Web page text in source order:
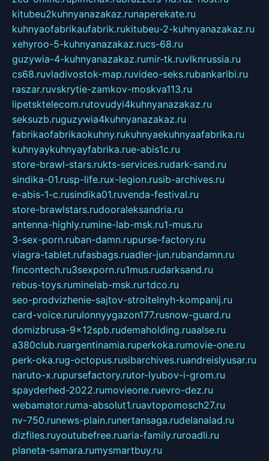
kitubeu2kuhnyanazakaz.runaperekate.ru
kuhnyaofabrikaufabrik.rukitubeu-2-kuhnyanazakaz.ru
xehyroo-5-kuhnyanazakaz.rucs-68.ru
guzywia-4-kuhnyanazakaz.rumir-tk.ruvlknrussia.ru
cs68.ruvladivostok-map.ruvideo-seks.rubankaribi.ru
raszar.ruvskrytie-zamkov-moskva113.ru
lipetsktelecom.rutovudyi4kuhnyanazakaz.ru
seksuzb.ruguzywia4kuhnyanazakaz.ru
fabrikaofabrikaokuhny.rukuhnyaekuhnyaafabrika.ru
kuhnyaykuhnyayfabrika.rue-abis1c.ru
store-brawl-stars.rukts-services.rudark-sand.ru
sindika-01.rusp-life.rux-legion.rusib-archives.ru
e-abis-1-c.rusindika01.ruvenda-festival.ru
store-brawlstars.rudooraleksandria.ru
antenna-highly.rumine-lab-msk.ru1-mus.ru
3-sex-porn.ruban-damn.rupurse-factory.ru
viagra-tablet.rufasbags.ruadler-jun.rubandamn.ru
fincontech.ru3sexporn.ru1mus.rudarksand.ru
rebus-toys.ruminelab-msk.rurtdco.ru
seo-prodvizhenie-sajtov-stroitelnyh-kompanij.ru
card-voice.rurulonnyygazon177.rusnow-guard.ru
domizbrusa-9x12spb.rudemaholding.ruaalse.ru
a380club.ruargentinamia.ruperkoka.rumovie-one.ru
perk-oka.rug-octopus.rusibarchives.ruandreislyusar.ru
naruto-x.rupursefactory.rutor-lyubov-i-grom.ru
spayderhed-2022.rumovieone.ruevro-dez.ru
webamator.ruma-absolut1.ruavtopomosch27.ru
nv-750.runews-plain.runertansaga.rudelanalad.ru
dizfiles.ruyoutubefree.ruaria-family.ruroadli.ru
planeta-samara.rumysmartbuy.ru